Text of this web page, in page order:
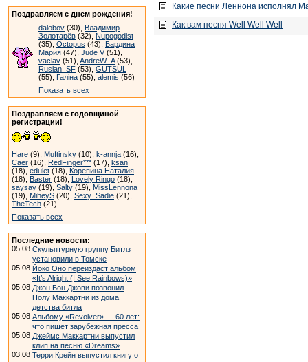
Поздравляем с днем рождения!
dalobov (30), Владимир
Золотарёв (32), Nupogodist
(35), Octopus (43), Бардина
Мария (47), Jude V(51),
vaclav (51), AndreW_A(53),
Ruslan_SF (53), GUTSUL
(55), Галіна (55), alemis (56)
Показать всех
Поздравляем с годовщиной
регистрации!
Hare (9), Muftinsky (10), k-annja (16),
Caer (16), RedFinger*** (17), ksan
(18), edulet (18), Корепина Наталия
(18), Baster (18), Lovely Ringo (18),
saysay (19), Salty (19), MissLennona
(19), MiheyS (20), Sexy_Sadie (21),
TheTech (21)
Показать всех
Последние новости:
05.08 Скульптурную группу Битлз
установили в Томске
05.08 Йоко Оно переиздаст альбом
«It’s Alright (I See Rainbows)»
05.08 Джон Бон Джови позвонил
Полу Маккартни из дома
детства битла
05.08 Альбому «Revolver» — 60 лет:
что пишет зарубежная пресса
05.08 Джеймс Маккартни выпустил
клип на песню «Dreams»
03.08 Терри Крейн выпустил книгу о
Какие песни Леннона исполнял
Как вам песня Well Well Well